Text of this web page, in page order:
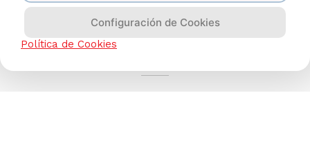
Configuración de Cookies
Política de Cookies